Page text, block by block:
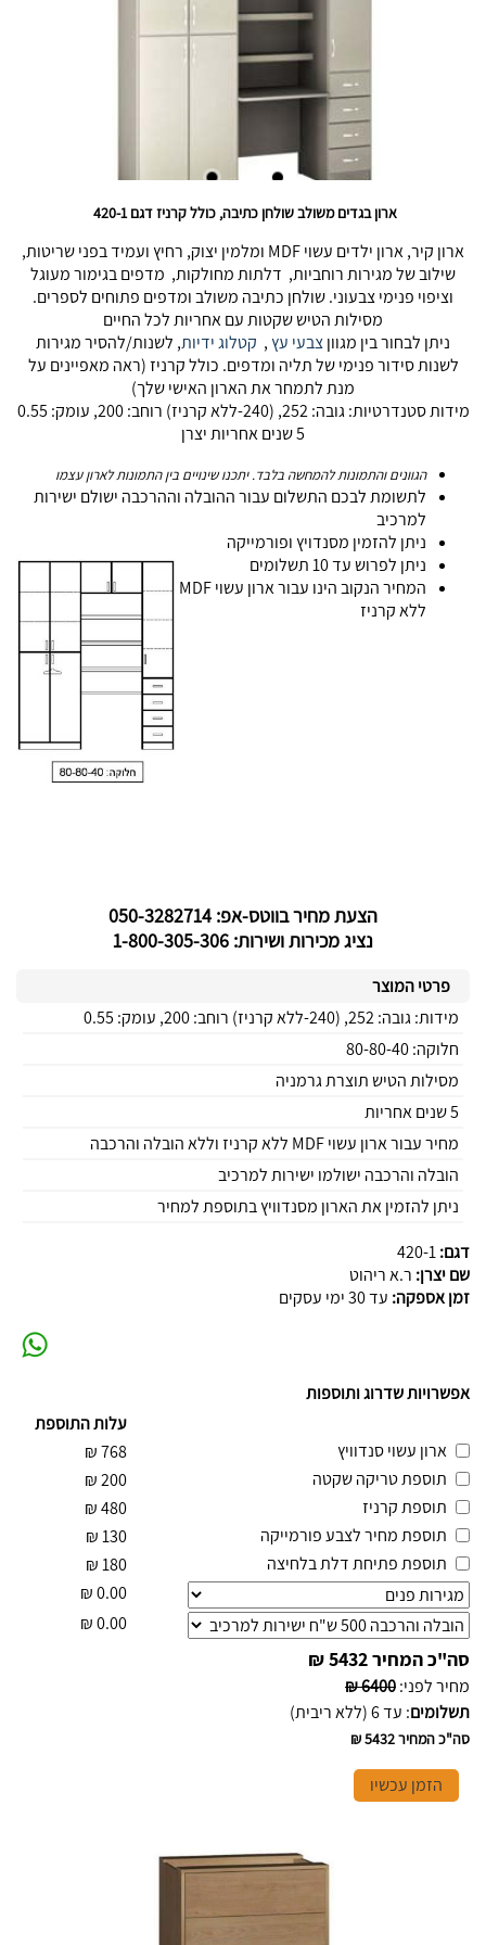
ארון בגדים משולב שולחן כתיבה, כולל קרניז דגם 420-1
ארון קיר, ארון ילדים עשוי MDF ומלמין יצוק, רחיץ ועמיד בפני שריטות,
שילוב של מגירות רוחביות, דלתות מחולקות, מדפים בגימור מעוגל
וציפוי פנימי צבעוני. שולחן כתיבה משולב ומדפים פתוחים לספרים.
מסילות הטיש שקטות עם אחריות לכל החיים
ניתן לבחור בין מגווןצבעי עץ, קטלוג ידיות, לשנות/להסיר מגירות
לשנות סידור פנימי של תליה ומדפים. כולל קרניז (ראה מאפיינים על
מנת לתמחר את הארון האישי שלך)
מידות סטנדרטיות: גובה: 252, (240-ללא קרניז) רוחב: 200, עומק: 0.55
5 שנים אחריות יצרן
הגוונים והתמונות להמחשה בלבד. יתכנו שינויים בין התמונות לארון עצמו
לתשומת לבכם התשלום עבור ההובלה וההרכבה ישולם ישירות
למרכיב
ניתן להזמין מסנדויץ ופורמייקה
ניתן לפרוש עד 10 תשלומים
המחיר הנקוב הינו עבור ארון עשוי MDF
ללא קרניז
הצעת מחיר בווטס-אפ: 050-3282714
נציג מכירות ושירות: 1-800-305-306
פרטי המוצר
מידות: גובה: 252, (240-ללא קרניז) רוחב: 200, עומק: 0.55
חלוקה: 80-80-40
מסילות הטיש תוצרת גרמניה
5 שנים אחריות
מחיר עבור ארון עשוי MDF ללא קרניז וללא הובלה והרכבה
הובלה והרכבה ישולמו ישירות למרכיב
ניתן להזמין את הארון מסנדוויץ בתוספת למחיר
דגם:420-1
שם יצרן: ר.א ריהוט
זמן אספקה: עד 30 ימי עסקים
אפשרויות שדרוג ותוספות
עלות התוספת
ארון עשוי סנדוויץ
768
₪
תוספת טריקה שקטה
200
₪
תוספת קרניז
480
₪
תוספת מחיר לצבע פורמייקה
130
₪
תוספת פתיחת דלת בלחיצה
180
₪
0.00
₪
0.00
₪
סה"כ המחיר5432 ₪
מחיר לפני:
6400 ₪
תשלומים: עד 6 (ללא ריבית)
סה"כ המחיר5432 ₪
הזמן עכשיו